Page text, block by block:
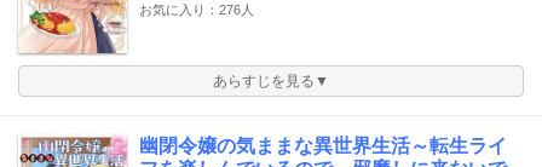
お気に入り：276人
あらすじを見る▼
幽閉令嬢の気ままな異世界生活～転生ライ